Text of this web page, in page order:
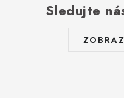
Sledujte